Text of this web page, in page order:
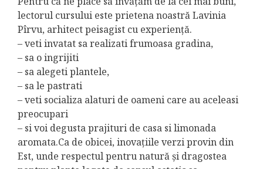
lectorul cursului este prietena noastră Lavinia
Pîrvu, arhitect peisagist cu experiență.
– veti invatat sa realizati frumoasa gradina,
– sa o ingrijiti
– sa alegeti plantele,
– sa le pastrati
– veti socializa alaturi de oameni care au aceleasi
preocupari
– si voi degusta prajituri de casa si limonada
aromata.Ca de obicei, inovațiile verzi provin din
Est, unde respectul pentru natură și dragostea